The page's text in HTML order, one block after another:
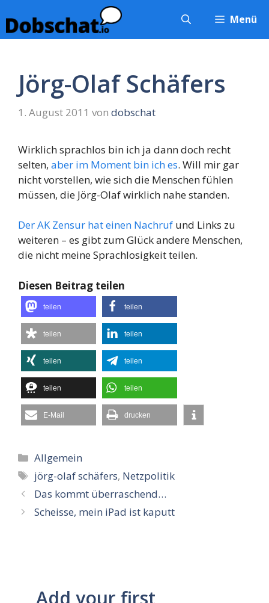
Inhalt
springen
Menü
Jörg-Olaf Schäfers
1. August 2011 von dobschat
Wirklich sprachlos bin ich ja dann doch recht
selten, aber im Moment bin ich es. Will mir gar
nicht vorstellen, wie sich die Menschen fühlen
müssen, die Jörg-Olaf wirklich nahe standen.
Der AK Zensur hat einen Nachruf und Links zu
weiteren – es gibt zum Glück andere Menschen,
die nicht meine Sprachlosigkeit teilen.
Diesen Beitrag teilen
teilen teilen
teilen teilen
teilen teilen
teilen teilen
E-Mail drucken
Kategorien
Allgemein
Schlagwörter
jörg-olaf schäfers, Netzpolitik
Das kommt überraschend…
Scheisse, mein iPad ist kaputt
Add your first